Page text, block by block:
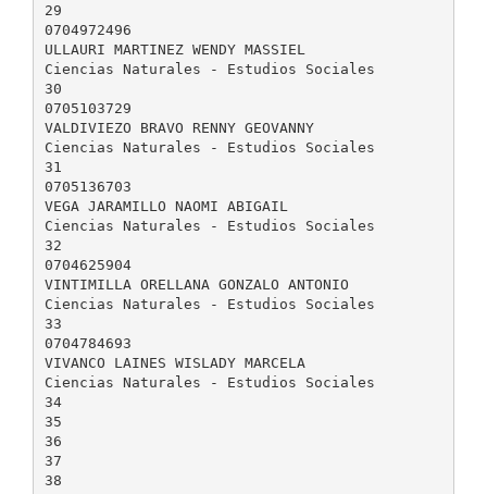
29
0704972496
ULLAURI MARTINEZ WENDY MASSIEL
Ciencias Naturales - Estudios Sociales
30
0705103729
VALDIVIEZO BRAVO RENNY GEOVANNY
Ciencias Naturales - Estudios Sociales
31
0705136703
VEGA JARAMILLO NAOMI ABIGAIL
Ciencias Naturales - Estudios Sociales
32
0704625904
VINTIMILLA ORELLANA GONZALO ANTONIO
Ciencias Naturales - Estudios Sociales
33
0704784693
VIVANCO LAINES WISLADY MARCELA
Ciencias Naturales - Estudios Sociales
34
35
36
37
38